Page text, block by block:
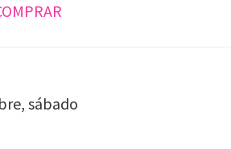
sábado